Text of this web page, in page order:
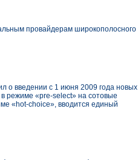
провайдерам широкополосного
о введении с 1 июня 2009 года новых
режиме «pre-select» на сотовые
«hot-choice», вводится единый